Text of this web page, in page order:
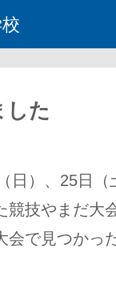
した
）、25日（
競技やまだ大
会で見つかっ